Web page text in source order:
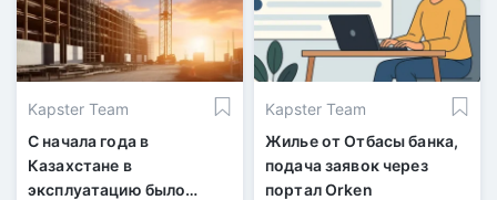
области. Инициатором
льготной программы для
работающей молодёжи
стал акимат области
совместно с Отбасы
банком.
Kapster Team
С начала года в
Казахстане в
эксплуатацию было
Kapster Team
Жилье от Отбасы банка,
подача заявок через
портал Orken